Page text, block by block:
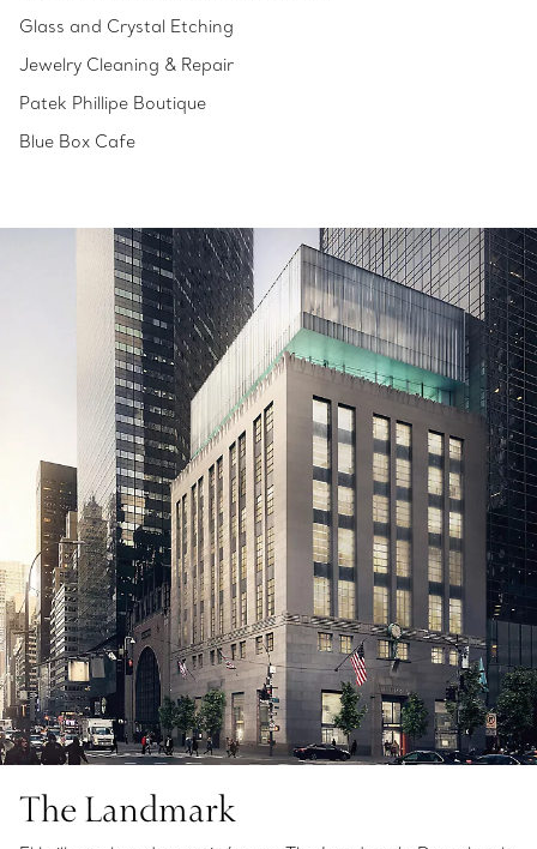
Glass and Crystal Etching
Jewelry Cleaning & Repair
Patek Phillipe Boutique
Blue Box Cafe
The Landmark